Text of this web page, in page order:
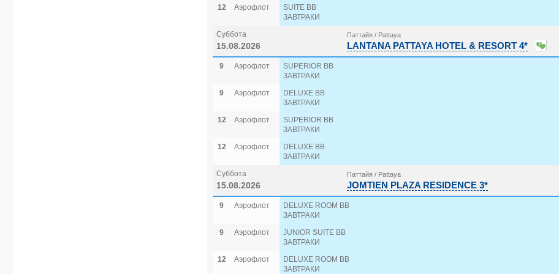
TROPICANA HOTEL 3*
TSIX5 3*
U JOMTIEN PATTAYA 4*
Z THROUGH BY THE ZIGN 4*
ZAND MORADA PATTAYA 4*
12 Аэрофлот
SUITE BB
ЗАВТРАКИ
Суббота
15.08.2026
Паттайя / Pattaya
LANTANA PATTAYA HOTEL & RESORT 4*
9 Аэрофлот
SUPERIOR BB
ЗАВТРАКИ
9 Аэрофлот
DELUXE BB
ЗАВТРАКИ
12 Аэрофлот
SUPERIOR BB
ЗАВТРАКИ
12 Аэрофлот
DELUXE BB
ЗАВТРАКИ
Суббота
15.08.2026
Паттайя / Pattaya
JOMTIEN PLAZA RESIDENCE 3*
9 Аэрофлот
DELUXE ROOM BB
ЗАВТРАКИ
9 Аэрофлот
JUNIOR SUITE BB
ЗАВТРАКИ
12 Аэрофлот
DELUXE ROOM BB
ЗАВТРАКИ